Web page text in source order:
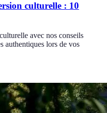
culturelle : 10
avec nos conseils
authentiques lors de vos